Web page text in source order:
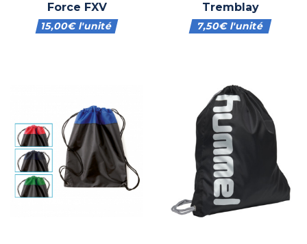
Force FXV
15,00€l'unité
Tremblay
7,50€l'unité